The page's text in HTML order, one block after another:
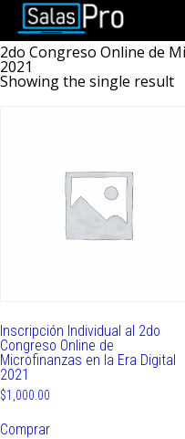
INICIO
RECURSOS
SALAS
CONTÁCTENOS
Home/ Pago para
Microfinanzas en la Era
2do Congreso Online de
2021
Showing the single result
Inscripción Individual al 2do
Congreso Online de
Microfinanzas en la Era Digital
2021
$1,000.00
Comprar